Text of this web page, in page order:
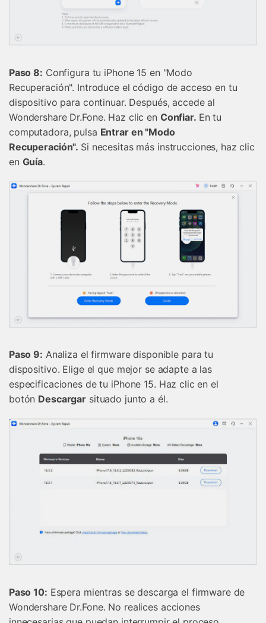
󠀰Paso 8: Configura tu iPhone 15 en "Modo
Recuperación".󠀲󠀡󠀡󠀦󠀤󠀤󠀡󠀠󠀠󠀳󠀰 Introduce el código de acceso en tu
dispositivo para continuar.󠀲󠀡󠀡󠀦󠀤󠀤󠀡󠀠󠀡󠀳󠀰 Después, accede al
Wondershare Dr.Fone.󠀲󠀡󠀡󠀦󠀤󠀤󠀡󠀠󠀢󠀳󠀰 Haz clic en Confiar.󠀲󠀡󠀡󠀦󠀤󠀤󠀡󠀠󠀣󠀳󠀰 En tu
computadora, pulsa Entrar en "Modo
Recuperación".󠀲󠀡󠀡󠀦󠀤󠀤󠀡󠀠󠀤󠀳󠀰 Si necesitas más instrucciones, haz clic
en Guía.
󠀰Paso 9: Analiza el firmware disponible para tu
dispositivo.󠀲󠀡󠀡󠀦󠀤󠀤󠀡󠀠󠀧󠀳󠀰 Elige el que mejor se adapte a las
especificaciones de tu iPhone 15.󠀲󠀡󠀡󠀦󠀤󠀤󠀡󠀠󠀨󠀳󠀰 Haz clic en el
botón Descargar situado junto a él.
󠀰Paso 10: Espera mientras se descarga el firmware de
Wondershare Dr.Fone.󠀲󠀡󠀡󠀦󠀤󠀤󠀡󠀡󠀡󠀳󠀰 No realices acciones